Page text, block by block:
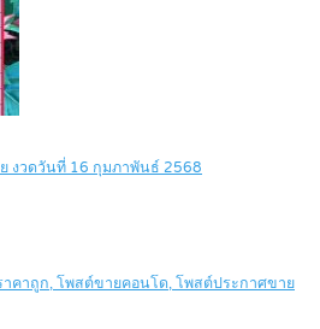
งวดวันที่ 16 กุมภาพันธ์ 2568
าคาถูก, โพสต์ขายคอนโด, โพสต์ประกาศขาย